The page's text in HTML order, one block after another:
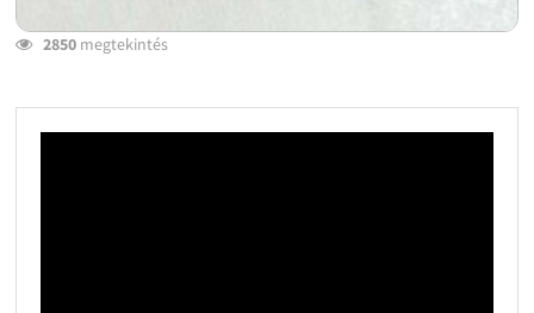
2850megtekintés